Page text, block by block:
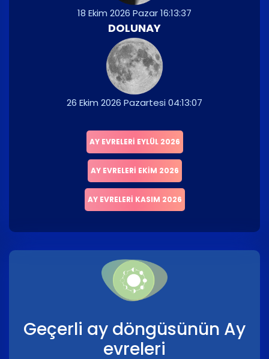
18 Ekim 2026 Pazar 16:13:37
DOLUNAY
26 Ekim 2026 Pazartesi 04:13:07
AY EVRELERI EYLÜL 2026
AY EVRELERI EKIM 2026
AY EVRELERI KASIM 2026
Geçerli ay döngüsünün Ay
evreleri